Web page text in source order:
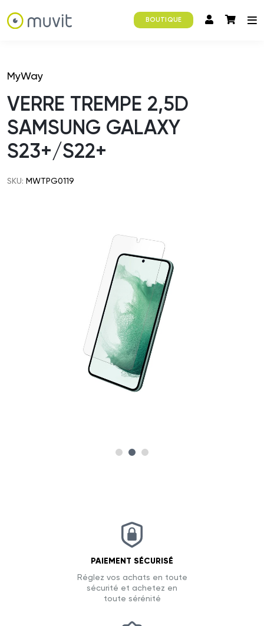
BOUTIQUE
MyWay
VERRE TREMPE 2,5D
SAMSUNG GALAXY
S23+/S22+
SKU: MWTPG0119
PAIEMENT SÉCURISÉ
Réglez vos achats en toute
sécurité et achetez en
toute sérénité